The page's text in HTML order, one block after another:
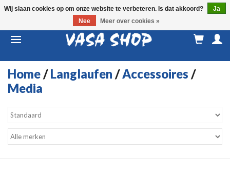
Home/Langlaufen /Accessoires /
Media
Wij slaan cookies op om onze website te verbeteren. Is dat akkoord?
Ja
Nee
Meer over cookies »